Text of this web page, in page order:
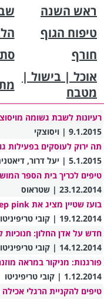
ראש השנה
טיפוח הגוף
חורף
אוכל | בישול |
מטבח
רעיונות לשבת גשומה
9.1.2015 | ויסוצקי
תה ירוק לעוסקים בפעילות
5.1.2015 | יעל דרור, דיאטנית קלינית
טיפים לכריך בית הספר
23.12.2014 | שטראוס
בועז שטיין מציג את Deep pink
19.12.2014 | קובי טריפיניטו
חדש על אדן החלון:
14.12.2014 | קובי טריפיניטו
פורגנות: מניקור במראה
1.12.2014 | קובי טריפיניטו
טיפים להקניית הרגלי אכילה